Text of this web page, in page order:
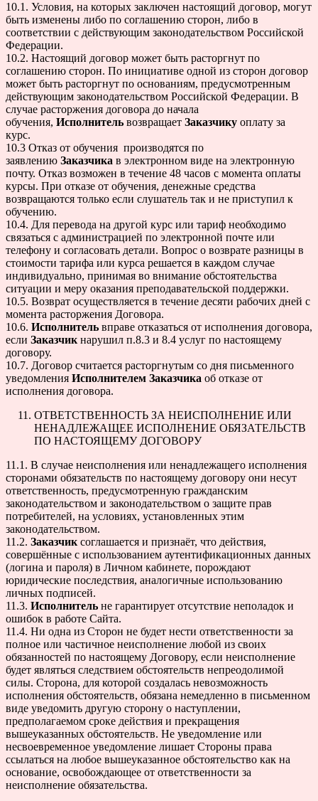
10.1. Условия, на которых заключен настоящий договор, могут
быть изменены либо по соглашению сторон, либо в
соответствии с действующим законодательством Российской
Федерации.
10.2. Настоящий договор может быть расторгнут по
соглашению сторон. По инициативе одной из сторон договор
может быть расторгнут по основаниям, предусмотренным
действующим законодательством Российской Федерации. В
случае расторжения договора до начала
обучения, Исполнитель возвращает Заказчику оплату за
курс.
10.3 Отказ от обучения производятся по
заявлению Заказчика в электронном виде на электронную
почту. Отказ возможен в течение 48 часов с момента оплаты
курсы. При отказе от обучения, денежные средства
возвращаются только если слушатель так и не приступил к
обучению.
10.4. Для перевода на другой курс или тариф необходимо
связаться с администрацией по электронной почте или
телефону и согласовать детали. Вопрос о возврате разницы в
стоимости тарифа или курса решается в каждом случае
индивидуально, принимая во внимание обстоятельства
ситуации и меру оказания преподавательской поддержки.
10.5. Возврат осуществляется в течение десяти рабочих дней с
момента расторжения Договора.
10.6. Исполнитель вправе отказаться от исполнения договора,
если Заказчик нарушил п.8.3 и 8.4 услуг по настоящему
договору.
10.7. Договор считается расторгнутым со дня письменного
уведомления Исполнителем Заказчика об отказе от
исполнения договора.
ОТВЕТСТВЕННОСТЬ ЗА НЕИСПОЛНЕНИЕ ИЛИ
НЕНАДЛЕЖАЩЕЕ ИСПОЛНЕНИЕ ОБЯЗАТЕЛЬСТВ
ПО НАСТОЯЩЕМУ ДОГОВОРУ
11.1. В случае неисполнения или ненадлежащего исполнения
сторонами обязательств по настоящему договору они несут
ответственность, предусмотренную гражданским
законодательством и законодательством о защите прав
потребителей, на условиях, установленных этим
законодательством.
11.2. Заказчик соглашается и признаёт, что действия,
совершённые с использованием аутентификационных данных
(логина и пароля) в Личном кабинете, порождают
юридические последствия, аналогичные использованию
личных подписей.
11.3. Исполнитель не гарантирует отсутствие неполадок и
ошибок в работе Сайта.
11.4. Ни одна из Сторон не будет нести ответственности за
полное или частичное неисполнение любой из своих
обязанностей по настоящему Договору, если неисполнение
будет являться следствием обстоятельств непреодолимой
силы. Сторона, для которой создалась невозможность
исполнения обстоятельств, обязана немедленно в письменном
виде уведомить другую сторону о наступлении,
предполагаемом сроке действия и прекращения
вышеуказанных обстоятельств. Не уведомление или
несвоевременное уведомление лишает Стороны права
ссылаться на любое вышеуказанное обстоятельство как на
основание, освобождающее от ответственности за
неисполнение обязательства.